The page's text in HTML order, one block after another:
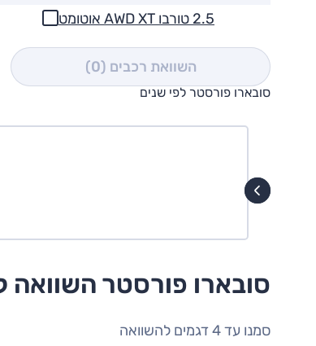
2.5 טורבו AWD XT אוטומט
השוואת רכבים (0)
סובארו פורסטר לפי שנים
סובארו פורסטר השוואה
סמנו עד 4 דגמים להשוואה